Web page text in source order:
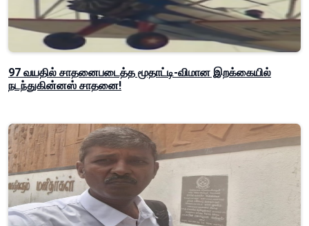
97 வயதில் சாதனைபடைத்த மூதாட்டி-விமான இறக்கையில்
நடந்துகின்னஸ் சாதனை!